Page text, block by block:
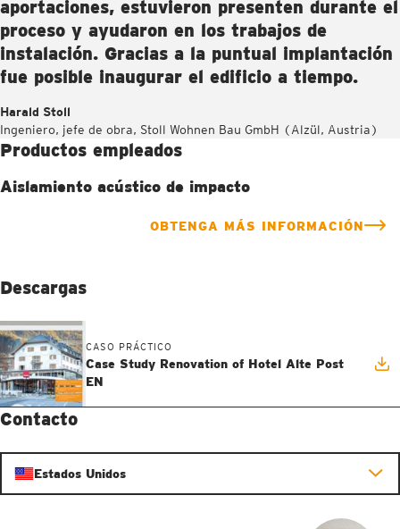
aportaciones, estuvieron presenten durante el
proceso y ayudaron en los trabajos de
instalación. Gracias a la puntual implantación
fue posible inaugurar el edificio a tiempo.
Harald Stoll
Ingeniero, jefe de obra, Stoll Wohnen Bau GmbH (Alzül, Austria)
Productos empleados
Aislamiento acústico de impacto
OBTENGA MÁS INFORMACIÓN
Descargas
CASO PRÁCTICO
Case Study Renovation of Hotel Alte Post
EN
Contacto
Estados Unidos